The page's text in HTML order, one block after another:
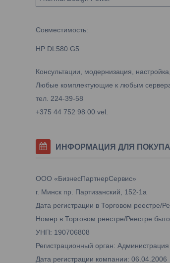
Совместимость:
HP DL580 G5
Консультации, модернизация,
Любые комплектующие к любым
тел. 224-39-58
+375 44 752 98 00 vel.
ИНФОРМАЦИЯ ДЛЯ
ООО «БизнесПартнерСервис»
г. Минск пр. Партизанский, 152-1а
Дата регистрации в Торговом реестре/
Номер в Торговом реестре/Реестре
УНП: 190706808
Регистрационный орган:
Дата регистрации компании: 06.04.2006